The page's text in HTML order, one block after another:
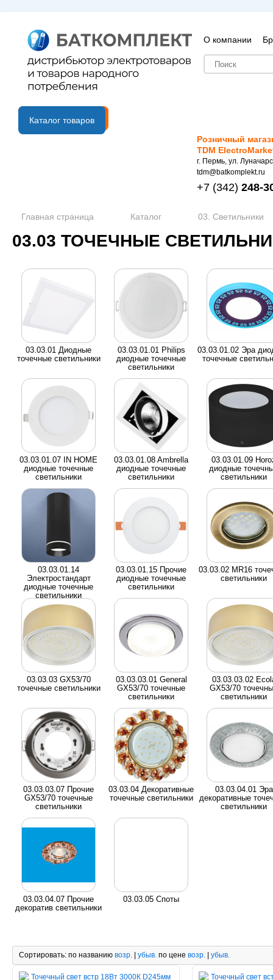
О компании
B2B портал
Каталог товаров
Розничный
TDM
г. Пермь, ул.
tdm@batkomplekt.ru
+7 (342) 248-
Главная страница Каталог 03. Светильники
03.03 ТОЧЕЧНЫЕ
03.03.01 Диодные
точечные светильники
03.03.01.01 Philips
диодные точечные
светильники
03.03.01.02 Эра
точечные
03.03.01.07 IN HOME
диодные точечные
светильники
03.03.01.08 Ambrella
диодные точечные
светильники
03.03.01.09
диодные
светильники
03.03.01.14
Электростандарт
диодные точечные
светильники
03.03.01.15 Прочие
диодные точечные
светильники
03.03.02 MR16
светильники
03.03.03 GX53/70
точечные светильники
03.03.03.01 General
GX53/70 точечные
светильники
03.03.03.02
GX53/70
светильники
03.03.03.07 Прочие
GX53/70 точечные
светильники
03.03.04 Декоративные
точечные светильники
03.03.04.01 Эра
декоративные
светильники
03.03.04.07 Прочие
декоратив светильники
03.03.05 Споты
Сортировать: по названию возр. | убыв. по цене возр. | убыв.